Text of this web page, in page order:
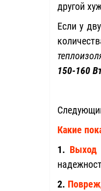
другой
Если у
150-160
Какие
1. Выход
2.